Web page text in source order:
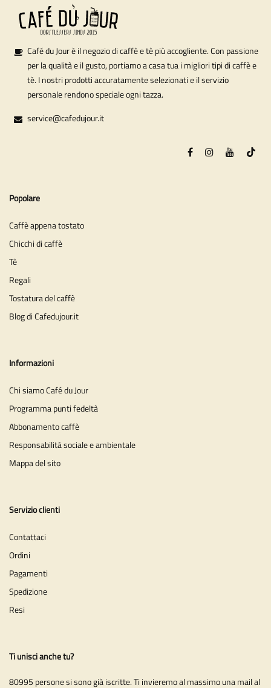
Café du Jour è il negozio di caffè e tè più accogliente. Con passione
per la qualità e il gusto, portiamo a casa tua i migliori tipi di caffè e
tè. I nostri prodotti accuratamente selezionati e il servizio
personale rendono speciale ogni tazza.
service@cafedujour.it
Popolare
Caffè appena tostato
Chicchi di caffè
Tè
Regali
Tostatura del caffè
Blog di Cafedujour.it
Informazioni
Chi siamo Café du Jour
Programma punti fedeltà
Abbonamento caffè
Responsabilità sociale e ambientale
Mappa del sito
Servizio clienti
Contattaci
Ordini
Pagamenti
Spedizione
Resi
Ti unisci anche tu?
80995 persone si sono già iscritte. Ti invieremo al massimo una mail al